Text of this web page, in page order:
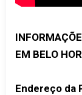
EM BELO
Endereço da